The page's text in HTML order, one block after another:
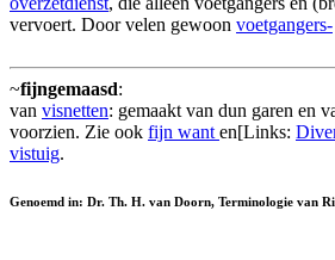
vervoert. Door velen gewoon voetgangers-
~fijngemaasd:
van visnetten: gemaakt van dun garen en
voorzien. Zie ook fijn want en[Links:
vistuig.
Genoemd in: Dr. Th. H. van Doorn, Terminologie van